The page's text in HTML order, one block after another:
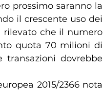
prossimo saranno la
il crescente uso dei
rilevato che il numero
quota 70 milioni di
dovrebbe
2015/2366 nota